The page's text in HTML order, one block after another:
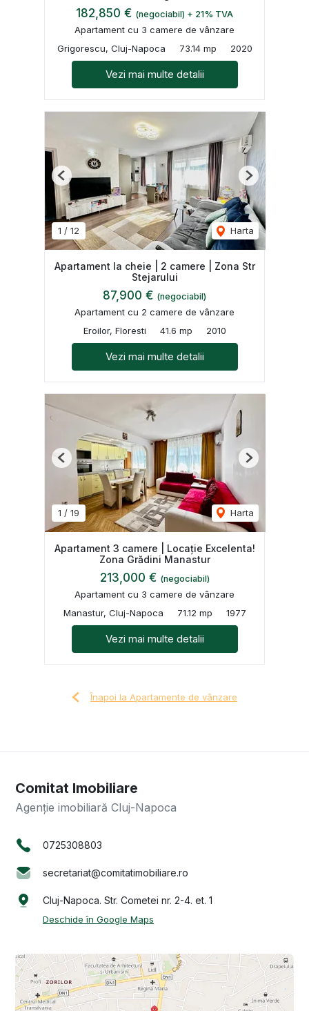
182,850 € (negociabil) + 21% TVA
Apartament cu 3 camere de vânzare
Grigorescu, Cluj-Napoca
73.14 mp 2020
Vezi mai multe detalii
1 / 12 Harta
Previous Next
Apartament la cheie | 2 camere | Zona Str
Stejarului
87,900 € (negociabil)
Apartament cu 2 camere de vânzare
Eroilor, Floresti
41.6 mp 2010
Vezi mai multe detalii
1 / 19 Harta
Previous Next
Apartament 3 camere | Locație Excelenta!
Zona Grădini Manastur
213,000 € (negociabil)
Apartament cu 3 camere de vânzare
Manastur, Cluj-Napoca
71.12 mp 1977
Vezi mai multe detalii
Înapoi la Apartamente de vânzare
Comitat Imobiliare
Agenție imobiliară Cluj-Napoca
0725308803
secretariat@comitatimobiliare.ro
Cluj-Napoca. Str. Cometei nr. 2-4. et. 1
Deschide în Google Maps